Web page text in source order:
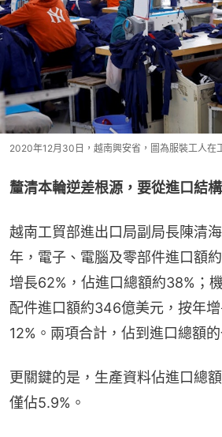
2020年12月30日，越南興安省，圖為服裝工人在
釐清本輪逆差根源，要從進口結
越南工貿部進出口局副局長陳清
年，電子、電腦及零部件進口額
增長62%，佔進口總額約38%；
配件進口額約346億美元，按年
12%。兩項合計，佔到進口總額的
更關鍵的是，生產資料佔進口總
僅佔5.9%。